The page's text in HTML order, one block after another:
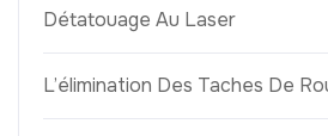
Détatouage Au Laser
L’élimination Des Taches De